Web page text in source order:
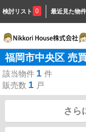
検討リスト 0 最近見た物件
福岡市中央区 売
該当物件 1 件
販売数 1 戸
さら